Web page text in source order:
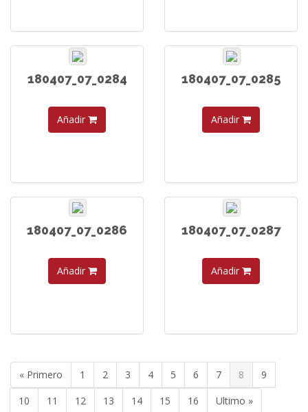
180407_07_0284
Añadir
180407_07_0285
Añadir
180407_07_0286
Añadir
180407_07_0287
Añadir
« Primero 1 2 3 4 5 6 7 8
9
10
11 12 13 14 15 16 Ultimo »